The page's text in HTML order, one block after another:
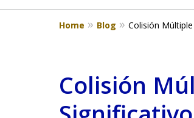
4
Home Blog Colisión
Colisión